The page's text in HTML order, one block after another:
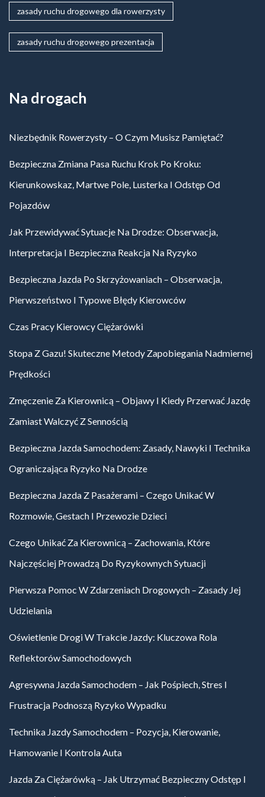
zasady ruchu drogowego dla rowerzysty
zasady ruchu drogowego prezentacja
Na drogach
Niezbędnik Rowerzysty – O Czym Musisz Pamiętać?
Bezpieczna Zmiana Pasa Ruchu Krok Po Kroku:
Kierunkowskaz, Martwe Pole, Lusterka I Odstęp Od
Pojazdów
Jak Przewidywać Sytuacje Na Drodze: Obserwacja,
Interpretacja I Bezpieczna Reakcja Na Ryzyko
Bezpieczna Jazda Po Skrzyżowaniach – Obserwacja,
Pierwszeństwo I Typowe Błędy Kierowców
Czas Pracy Kierowcy Ciężarówki
Stopa Z Gazu! Skuteczne Metody Zapobiegania Nadmiernej
Prędkości
Zmęczenie Za Kierownicą – Objawy I Kiedy Przerwać Jazdę
Zamiast Walczyć Z Sennością
Bezpieczna Jazda Samochodem: Zasady, Nawyki I Technika
Ograniczająca Ryzyko Na Drodze
Bezpieczna Jazda Z Pasażerami – Czego Unikać W
Rozmowie, Gestach I Przewozie Dzieci
Czego Unikać Za Kierownicą – Zachowania, Które
Najczęściej Prowadzą Do Ryzykownych Sytuacji
Pierwsza Pomoc W Zdarzeniach Drogowych – Zasady Jej
Udzielania
Oświetlenie Drogi W Trakcie Jazdy: Kluczowa Rola
Reflektorów Samochodowych
Agresywna Jazda Samochodem – Jak Pośpiech, Stres I
Frustracja Podnoszą Ryzyko Wypadku
Technika Jazdy Samochodem – Pozycja, Kierowanie,
Hamowanie I Kontrola Auta
Jazda Za Ciężarówką – Jak Utrzymać Bezpieczny Odstęp I